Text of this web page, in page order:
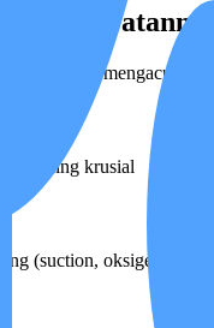
disiplin mengacu
paling krusial
(suction, oksigen, NGT,